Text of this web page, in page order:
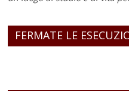
FERMATE LE